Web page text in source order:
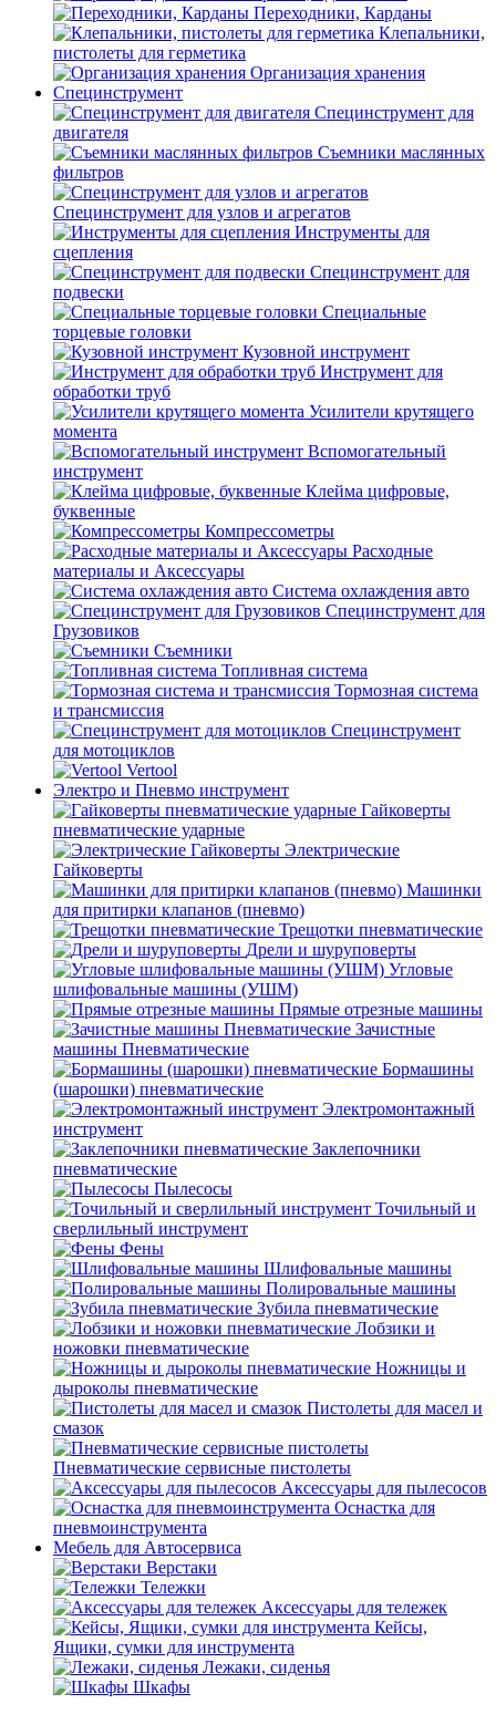
Переходники, Карданы
Клепальники,
пистолеты для герметика
Организация хранения
Специнструмент
Специнструмент для
двигателя
Съемники маслянных
фильтров
Специнструмент для узлов и агрегатов
Инструменты для
сцепления
Специнструмент для
подвески
Специальные
торцевые головки
Кузовной инструмент
Инструмент для
обработки труб
Усилители крутящего
момента
Вспомогательный
инструмент
Клейма цифровые,
буквенные
Компрессометры
Расходные
материалы и Аксессуары
Система охлаждения авто
Специнструмент для
Грузовиков
Съемники
Топливная система
Тормозная система
и трансмиссия
Специнструмент
для мотоциклов
Vertool
Электро и Пневмо инструмент
Гайковерты
пневматические ударные
Электрические
Гайковерты
Машинки
для притирки клапанов (пневмо)
Трещотки пневматические
Дрели и шуруповерты
Угловые
шлифовальные машины (УШМ)
Прямые отрезные машины
Зачистные
машины Пневматические
Бормашины
(шарошки) пневматические
Электромонтажный
инструмент
Заклепочники
пневматические
Пылесосы
Точильный и
сверлильный инструмент
Фены
Шлифовальные машины
Полировальные машины
Зубила пневматические
Лобзики и
ножовки пневматические
Ножницы и
дыроколы пневматические
Пистолеты для масел и
смазок
Пневматические сервисные пистолеты
Аксессуары для пылесосов
Оснастка для
пневмоинструмента
Мебель для Автосервиса
Верстаки
Тележки
Аксессуары для тележек
Кейсы,
Ящики, сумки для инструмента
Лежаки, сиденья
Шкафы